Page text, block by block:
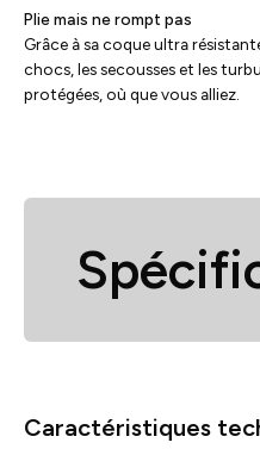
Plie mais ne rompt pas
Grâce à sa coque ultra
chocs, les secousses et les
protégées, où que vous alliez.
Caractéristiques